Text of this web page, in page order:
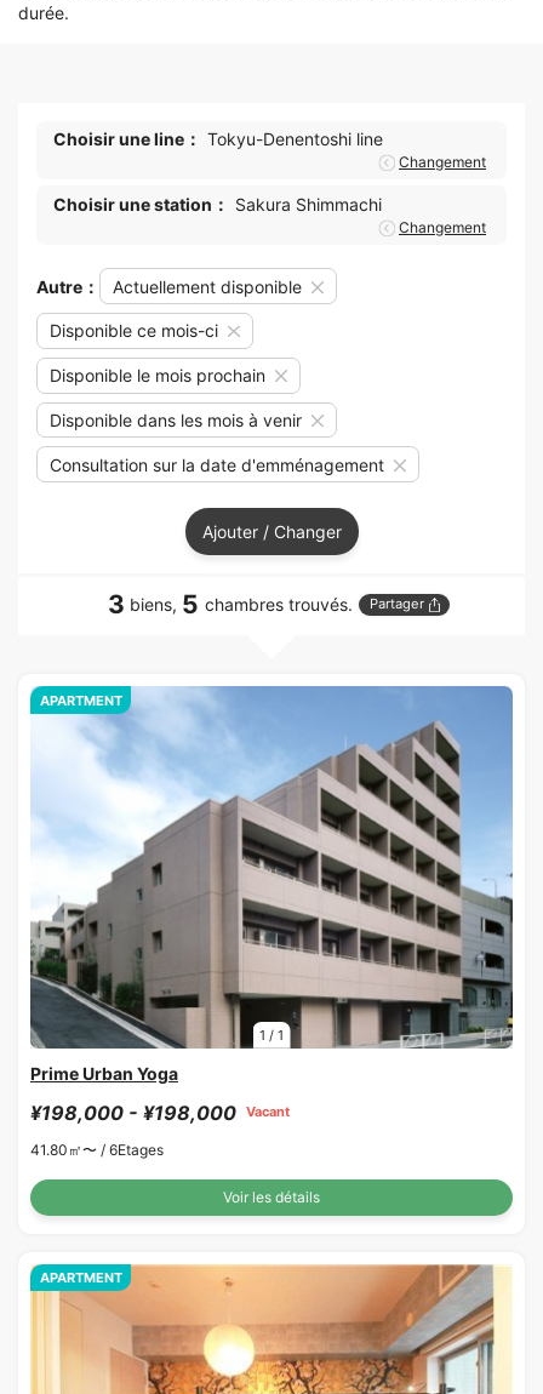
durée.
Choisir une line： Tokyu-Denentoshi line
Changement
Choisir une station： Sakura Shimmachi
Changement
Autre： Actuellement disponible
Disponible ce mois-ci
Disponible le mois prochain
Disponible dans les mois à venir
Consultation sur la date d'emménagement
Ajouter / Changer
3 biens, 5 chambres trouvés. Partager
1 / 1
APARTMENT
Prime Urban Yoga
¥198,000 - ¥198,000 Vacant
41.80㎡〜 / 6Etages
Voir les détails
APARTMENT